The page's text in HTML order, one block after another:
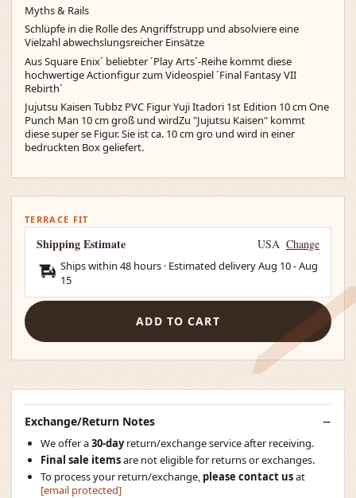
Myths & Rails
Schlüpfe in die Rolle des Angriffstrupp und absolviere eine
Vielzahl abwechslungsreicher Einsätze
Aus Square Enix´ beliebter ´Play Arts´-Reihe kommt diese
hochwertige Actionfigur zum Videospiel ´Final Fantasy VII
Rebirth´
Jujutsu Kaisen Tubbz PVC Figur Yuji Itadori 1st Edition 10 cm One
Punch Man 10 cm groß und wirdZu "Jujutsu Kaisen" kommt
diese super se Figur. Sie ist ca. 10 cm gro und wird in einer
bedruckten Box geliefert.
TERRACE FIT
Shipping Estimate USA Change
Ships within 48 hours · Estimated deliveryAug 10-Aug
15
ADD TO CART
Exchange/Return Notes
We offer a30-dayreturn/exchange service after receiving.
Final sale itemsare not eligible for returns or exchanges.
To process your return/exchange, please contact usat
[email protected]